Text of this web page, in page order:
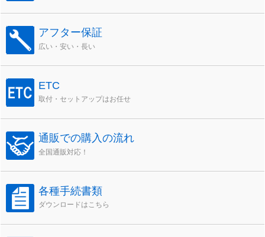
アフター保証
広い・安い・長い
ETC
取付・セットアップはお任せ
通販での購入の流れ
全国通販対応！
各種手続書類
ダウンロードはこちら